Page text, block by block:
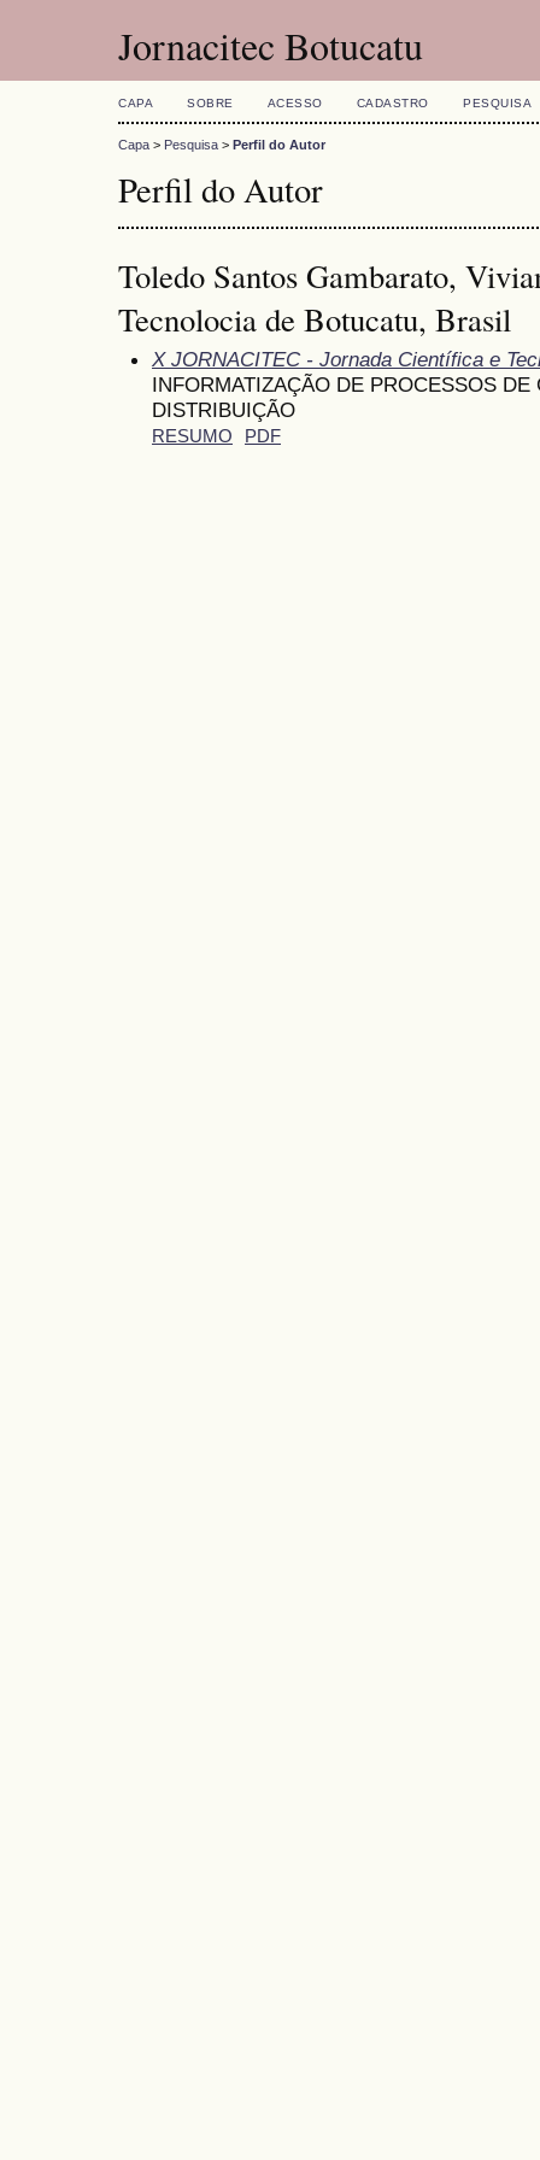
Jornacitec Botucatu
CAPA SOBRE ACESSO CADASTRO PESQUISA
Capa > Pesquisa > Perfil do Autor
Perfil do Autor
Toledo Santos Gambarato,
Tecnolocia de Botucatu, Brasil
X JORNACITEC - Jornada Científica e
INFORMATIZAÇÃO DE PROCESSOS
DISTRIBUIÇÃO
RESUMO PDF